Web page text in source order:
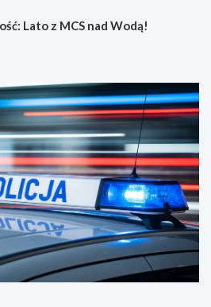
Lato z MCS nad Wodą!